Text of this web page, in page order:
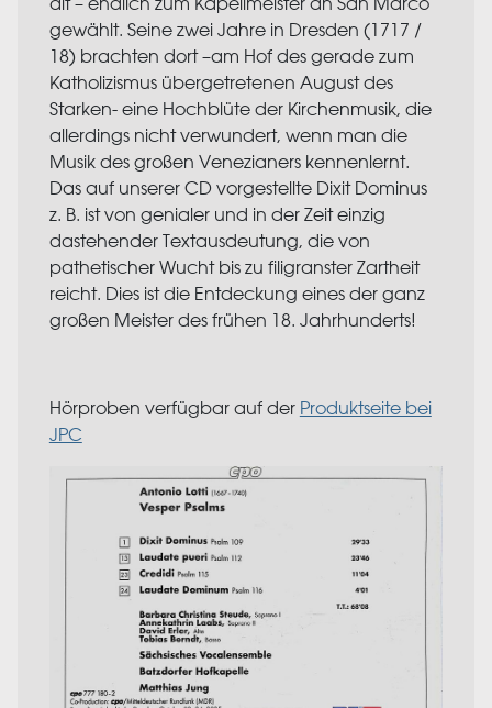
alt – endlich zum Kapellmeister an San Marco
gewählt. Seine zwei Jahre in Dresden (1717 /
18) brachten dort –am Hof des gerade zum
Katholizismus übergetretenen August des
Starken- eine Hochblüte der Kirchenmusik, die
allerdings nicht verwundert, wenn man die
Musik des großen Venezianers kennenlernt.
Das auf unserer CD vorgestellte Dixit Dominus
z. B. ist von genialer und in der Zeit einzig
dastehender Textausdeutung, die von
pathetischer Wucht bis zu filigranster Zartheit
reicht. Dies ist die Entdeckung eines der ganz
großen Meister des frühen 18. Jahrhunderts!
Hörproben verfügbar auf der Produktseite bei
JPC